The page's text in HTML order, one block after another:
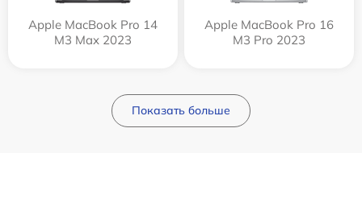
Apple MacBook Pro 14
M3 Max 2023
Apple MacBook Pro 16
M3 Pro 2023
Показать больше